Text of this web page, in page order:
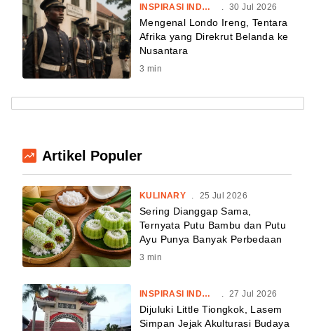
INSPIRASI INDONESIA 30 Jul 2026
Mengenal Londo Ireng, Tentara
Afrika yang Direkrut Belanda ke
Nusantara
3 min
Artikel Populer
KULINARY . 25 Jul 2026
Sering Dianggap Sama,
Ternyata Putu Bambu dan Putu
Ayu Punya Banyak Perbedaan
3 min
INSPIRASI INDONESIA . 27 Jul 2026
Dijuluki Little Tiongkok, Lasem
Simpan Jejak Akulturasi Budaya